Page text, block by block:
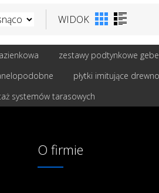
WIDOK
zestawy podtynkowe
płytki imitujące drewno
systemów tarasowych
O firmie